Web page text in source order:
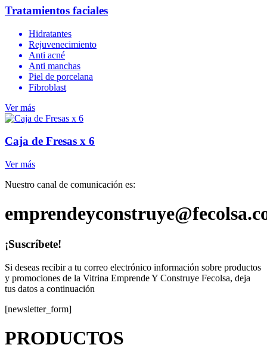
Tratamientos faciales
Hidratantes
Rejuvenecimiento
Anti acné
Anti manchas
Piel de porcelana
Fibroblast
Ver más
Caja de Fresas x 6
Ver más
Nuestro canal de comunicación es:
¡Suscríbete!
Si deseas recibir a tu correo electrónico información sobre productos
y promociones de la Vitrina Emprende Y Construye Fecolsa, deja
tus datos a continuación
[newsletter_form]
PRODUCTOS